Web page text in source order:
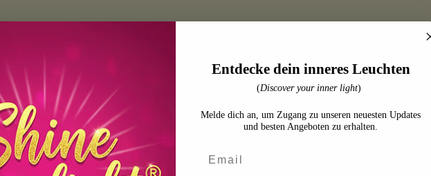
Über Mich
dem „Shine Your Light®“-Universum von Stefanie Kosmalla.
auf deinem Weg zurück zu dir selbst – zu deiner wahren Essenz, inneren Freiheit und kraftvollen
Unterstützung, intuitive Heilung und transformative Begleitung findest du zu deiner
das Licht deiner Seele.
auszeichnet
Praxiserfahrung
Entdecke dein inneres Leuchten
(Discover your inner light)
Melde dich an, um Zugang zu unseren neuesten Updates
und besten Angeboten zu erhalten.